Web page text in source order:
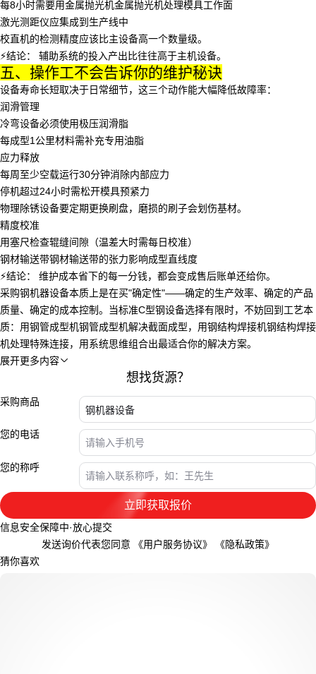
每8小时需要用金属抛光机金属抛光机处理模具工作面
激光测距仪应集成到生产线中
校直机的检测精度应该比主设备高一个数量级。
⚡️结论：
辅助系统的投入产出比往往高于主机设备。
五、操作工不会告诉你的维护秘诀
设备寿命长短取决于日常细节，这三个动作能大幅降低故障率：
润滑管理
冷弯设备必须使用极压润滑脂
每成型1公里材料需补充专用油脂
应力释放
每周至少空载运行30分钟消除内部应力
停机超过24小时需松开模具预紧力
物理除锈设备要定期更换刷盘，磨损的刷子会划伤基材。
精度校准
用塞尺检查辊缝间隙（温差大时需每日校准）
钢材输送带钢材输送带的张力影响成型直线度
⚡️结论：
维护成本省下的每一分钱，都会变成售后账单还给你。
采购钢机器设备本质上是在买"确定性"——确定的生产效率、确定的产品
质量、确定的成本控制。当标准C型钢设备选择有限时，不妨回到工艺本
质：用钢管成型机钢管成型机解决截面成型，用钢结构焊接机钢结构焊接
机处理特殊连接，用系统思维组合出最适合你的解决方案。
展开更多内容
想找货源？
采购商品
您的电话
您的称呼
立即获取报价
信息安全保障中·放心提交
发送询价代表您同意 《用户服务协议》
《隐私政策》
猜你喜欢